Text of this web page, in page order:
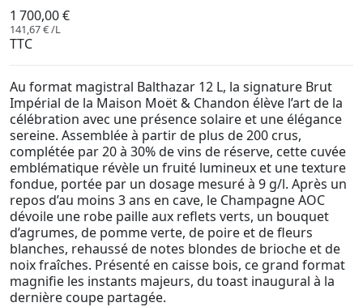
1 700,00 €
141,67 € /L
TTC
Au format magistral Balthazar 12 L, la signature Brut
Impérial de la Maison Moët & Chandon élève l’art de la
célébration avec une présence solaire et une élégance
sereine. Assemblée à partir de plus de 200 crus,
complétée par 20 à 30% de vins de réserve, cette cuvée
emblématique révèle un fruité lumineux et une texture
fondue, portée par un dosage mesuré à 9 g/l. Après un
repos d’au moins 3 ans en cave, le Champagne AOC
dévoile une robe paille aux reflets verts, un bouquet
d’agrumes, de pomme verte, de poire et de fleurs
blanches, rehaussé de notes blondes de brioche et de
noix fraîches. Présenté en caisse bois, ce grand format
magnifie les instants majeurs, du toast inaugural à la
dernière coupe partagée.